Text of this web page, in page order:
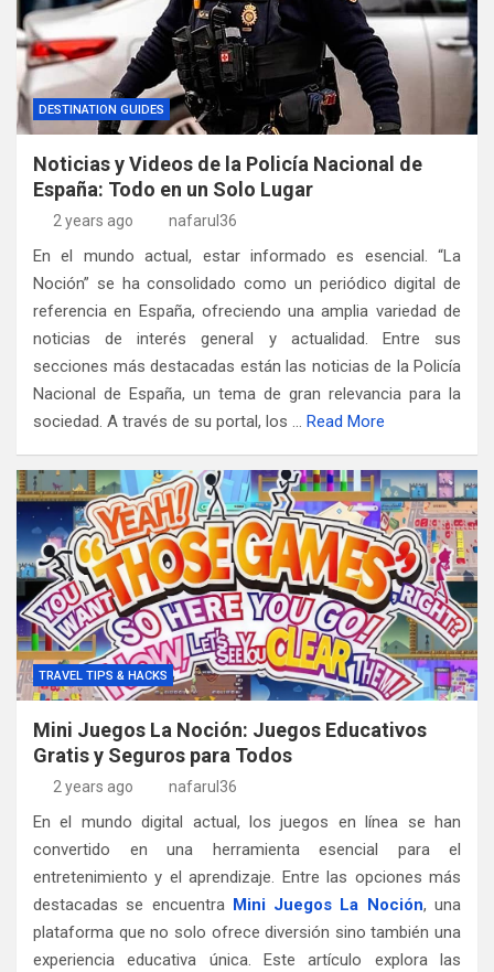
DESTINATION GUIDES
Noticias y Videos de la Policía Nacional de
España: Todo en un Solo Lugar
2 years ago nafarul36
En el mundo actual, estar informado es esencial. “La
Noción” se ha consolidado como un periódico digital de
referencia en España, ofreciendo una amplia variedad de
noticias de interés general y actualidad. Entre sus
secciones más destacadas están las noticias de la Policía
Nacional de España, un tema de gran relevancia para la
sociedad. A través de su portal, los … Read More
TRAVEL TIPS & HACKS
Mini Juegos La Noción: Juegos Educativos
Gratis y Seguros para Todos
2 years ago nafarul36
En el mundo digital actual, los juegos en línea se han
convertido en una herramienta esencial para el
entretenimiento y el aprendizaje. Entre las opciones más
destacadas se encuentra Mini Juegos La Noción, una
plataforma que no solo ofrece diversión sino también una
experiencia educativa única. Este artículo explora las